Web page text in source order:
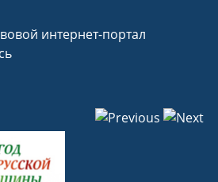
интернет-портал